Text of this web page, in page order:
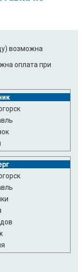
возможна
оплата при